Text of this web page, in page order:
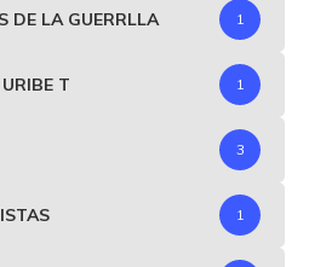
DE LA GUERRLLA 1
T 1
3
1